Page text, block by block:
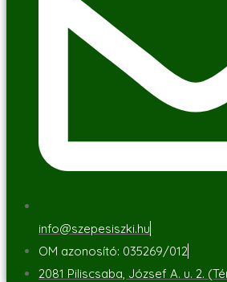
info@szepesiszki.hu
OM azonosító: 035269/012
2081 Piliscsaba, József A. u. 2.